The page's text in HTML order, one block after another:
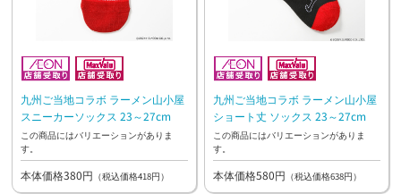
九州ご当地コラボ ラーメン山小屋
スニーカーソックス 23～27cm
この商品にはバリエーションがありま
す。
本体価格380円 （税込価格418円）
九州ご当地コラボ ラーメン山小屋
ショート丈 ソックス 23～27cm
この商品にはバリエーションがありま
す。
本体価格580円 （税込価格638円）